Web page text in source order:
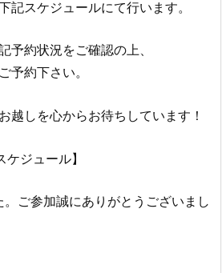
記スケジュールにて行います。
予約状況をご確認の上、
予約下さい。
越しを心からお待ちしています！
ケジュール】
ご参加誠にありがとうございまし